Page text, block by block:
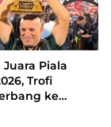
Juara Piala
Trofi
ke